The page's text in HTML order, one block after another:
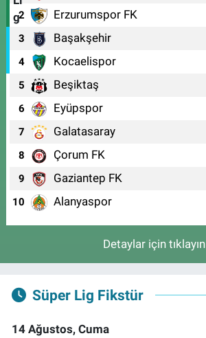
2 Erzurumspor FK
3 Başakşehir
4 Kocaelispor
5 Beşiktaş
6 Eyüpspor
7 Galatasaray
8 Çorum FK
9 Gaziantep FK
10 Alanyaspor
Detaylar için tıklayın
Süper Lig Fikstür
14 Ağustos, Cuma